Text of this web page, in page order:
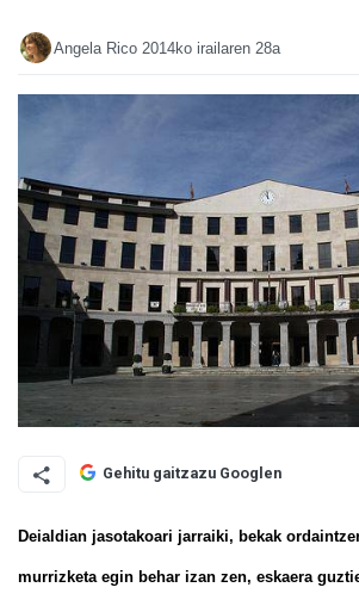
Angela Rico 2014ko irailaren 28a
Gehitu gaitzazu Googlen
Deialdian jasotakoari jarraiki, bekak
murrizketa egin behar izan zen, eskaera